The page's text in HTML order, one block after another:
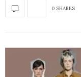
0 SHARES